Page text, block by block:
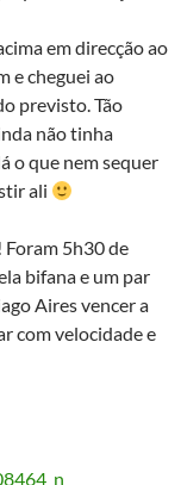
em direcção ao
e cheguei ao
previsto. Tão
não tinha
o que nem sequer
ali
Foram 5h30 de
bifana e um par
Aires vencer a
com velocidade e